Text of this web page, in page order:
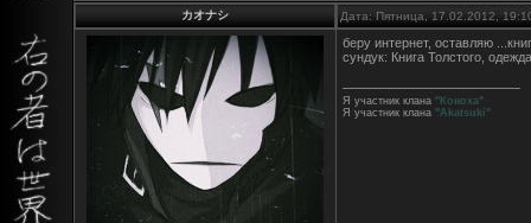
カオナシ Дата: Пятница, 17.02.2012,
беру интернет, оставляю
сундук: Книга Толстого,
Я участник клана "Коноха"
Я участник клана "Akatsuki"